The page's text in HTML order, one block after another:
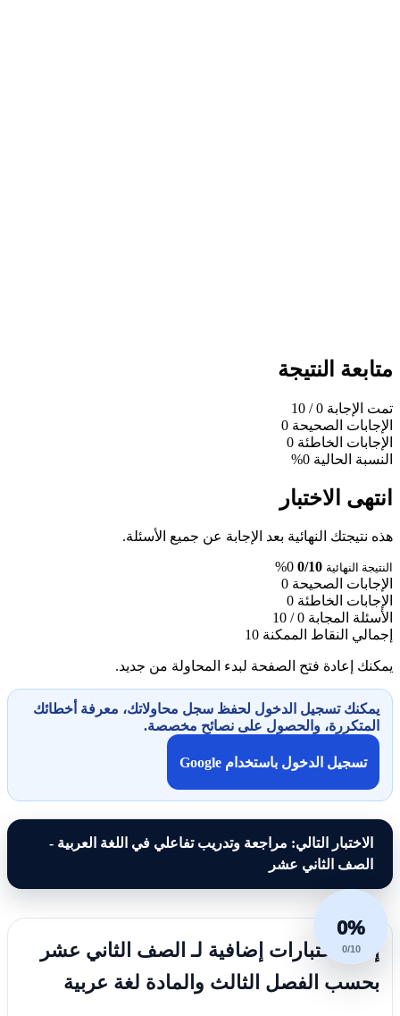
متابعة النتيجة
تمت الإجابة 0
/ 10
الإجابات الصحيحة 0
الإجابات الخاطئة 0
النسبة الحالية 0%
انتهى الاختبار
هذه نتيجتك النهائية بعد الإجابة عن جميع الأسئلة.
النتيجة النهائية 0/10
0%
الإجابات الصحيحة 0
الإجابات الخاطئة 0
الأسئلة المجابة 0 / 10
إجمالي النقاط الممكنة 10
يمكنك إعادة فتح الصفحة لبدء المحاولة من جديد.
يمكنك تسجيل الدخول لحفظ سجل محاولاتك، معرفة أخطائك
المتكررة، والحصول على نصائح مخصصة.
تسجيل الدخول باستخدام Google
الاختبار التالي: مراجعة وتدريب تفاعلي في اللغة العربية -
الصف الثاني عشر
0%
0/10
إليك اختبارات إضافية لـ الصف الثاني عشر
بحسب الفصل الثالث والمادة لغة عربية